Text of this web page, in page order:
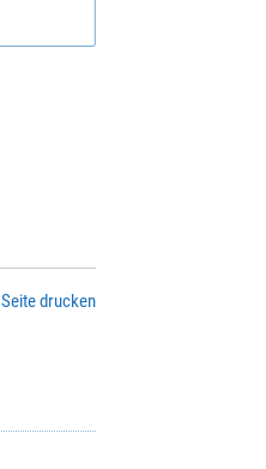
Seite drucken